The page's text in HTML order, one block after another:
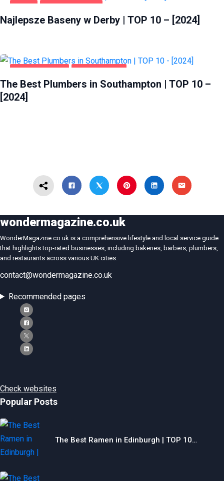
DERBY ZDROWIE I URODA
Najlepsze Baseny w Derby | TOP 10 – [2024]
HOME & GARDEN SOUTHAMPTON
The Best Plumbers in Southampton | TOP 10 –
[2024]
wondermagazine.co.uk
WonderMagazine.co.uk is a comprehensive lifestyle and local service guide
that highlights top-rated businesses, including bakeries, barbers, plumbers,
and restaurants across various UK cities.
contact@wondermagazine.co.uk
Recommended pages
Check websites
Popular Posts
The Best Ramen in Edinburgh | TOP 10…